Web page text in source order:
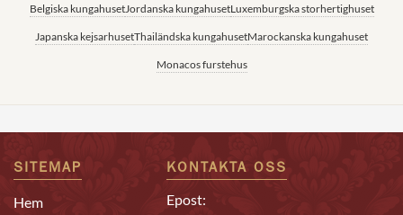
Belgiska kungahusetJordanska kungahusetLuxemburgska storhertighuset
Japanska kejsarhusetThailändska kungahusetMarockanska kungahuset
Monacos furstehus
SITEMAP
Hem
KONTAKTA OSS
Epost: